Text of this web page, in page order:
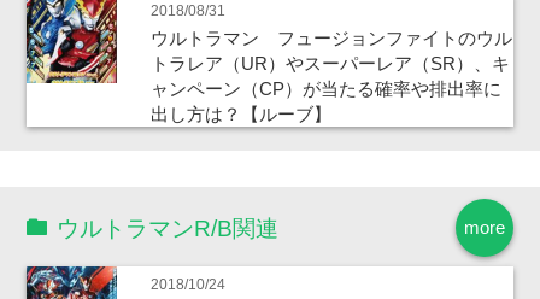
2018/08/31
ウルトラマン フュージョンファイトのウル
トラレア（UR）やスーパーレア（SR）、キ
ャンペーン（CP）が当たる確率や排出率に
出し方は？【ルーブ】
more
ウルトラマンR/B関連
2018/10/24